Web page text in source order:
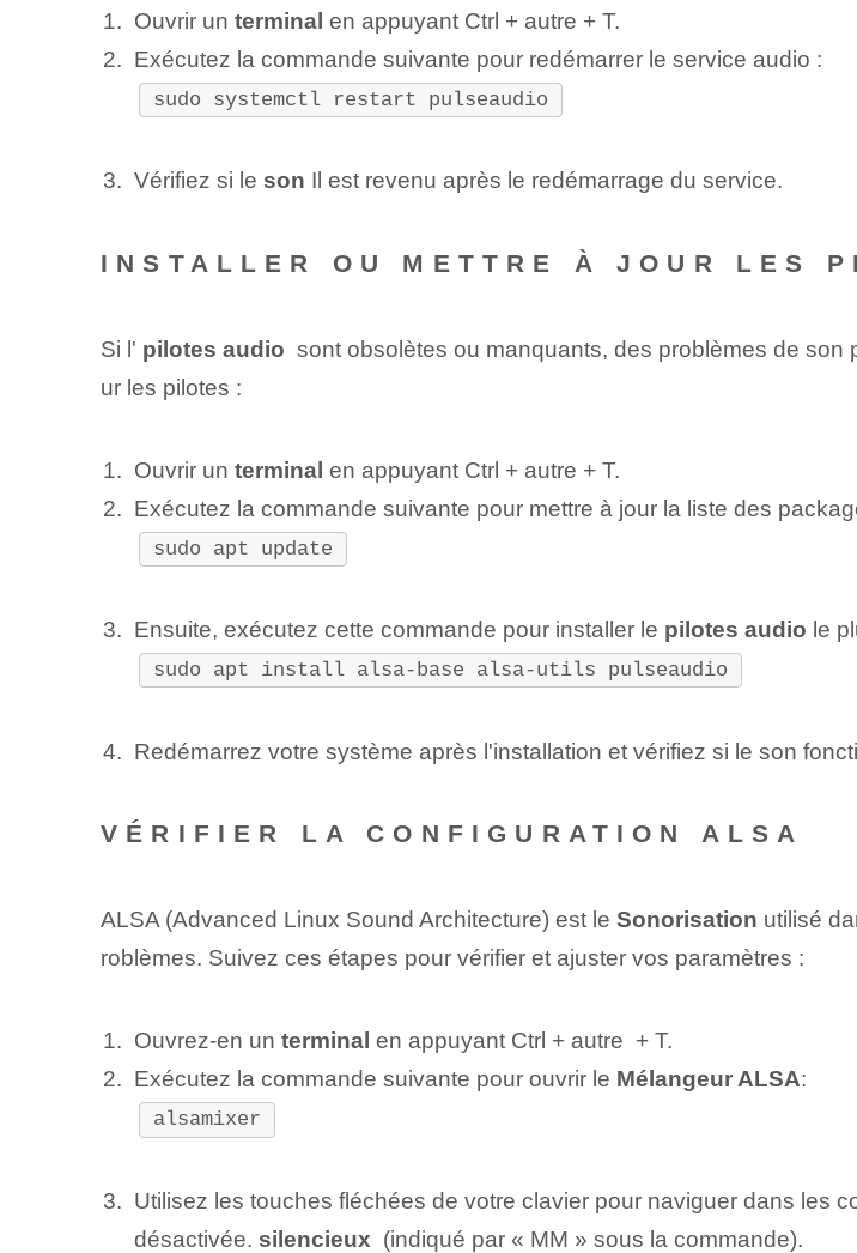
Ouvrir un terminal en appuyant Ctrl + autre + T.
Exécutez la commande suivante pour redémarrer le service audio :
sudo systemctl restart pulseaudio
Vérifiez si le son Il est revenu après le redémarrage du service.
INSTALLER OU METTRE À JOUR LES
Si l' pilotes audio
sont obsolètes ou manquants, des problèmes de
ur les pilotes :
Ouvrir un terminal en appuyant Ctrl + autre + T.
Exécutez la commande suivante pour mettre à jour la liste des
sudo apt update
Ensuite, exécutez cette commande pour installer le pilotes audio le
sudo apt install alsa-base alsa-utils pulseaudio
Redémarrez votre système après l'installation et vérifiez si le son
VÉRIFIER LA CONFIGURATION ALSA
ALSA⁢ (Advanced Linux Sound Architecture) ⁣est le Sonorisation utilisé
roblèmes. Suivez ces étapes pour vérifier et ajuster vos paramètres :
Ouvrez-en un terminal en appuyant Ctrl +‍ autre ‌ + T.
Exécutez la commande suivante pour ouvrir le Mélangeur ALSA:
alsamixer
Utilisez les touches fléchées de votre clavier pour naviguer dans les
désactivée. silencieux ‍ (indiqué par « MM » sous la commande).